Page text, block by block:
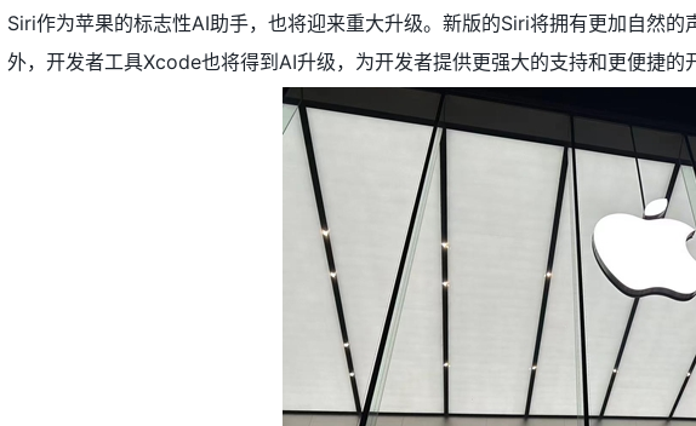
Siri作为苹果的标志性AI助手，也将迎来重大升级。新版的Siri将拥有更加自然
外，开发者工具Xcode也将得到AI升级，为开发者提供更强大的支持和更便捷的